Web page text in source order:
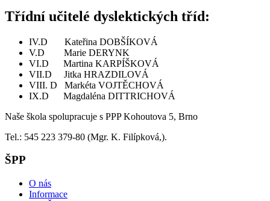
Třídní učitelé dyslektických tříd:
IV.D Kateřina DOBŠÍKOVÁ
V.D Marie DERYNK
VI.D Martina KARPÍŠKOVÁ
VII.D Jitka HRAZDILOVÁ
VIII. D Markéta VOJTĚCHOVÁ
IX.D Magdaléna DITTRICHOVÁ
Naše škola spolupracuje s PPP Kohoutova 5, Brno
Tel.: 545 223 379-80 (Mgr. K. Filípková,).
ŠPP
O nás
Informace